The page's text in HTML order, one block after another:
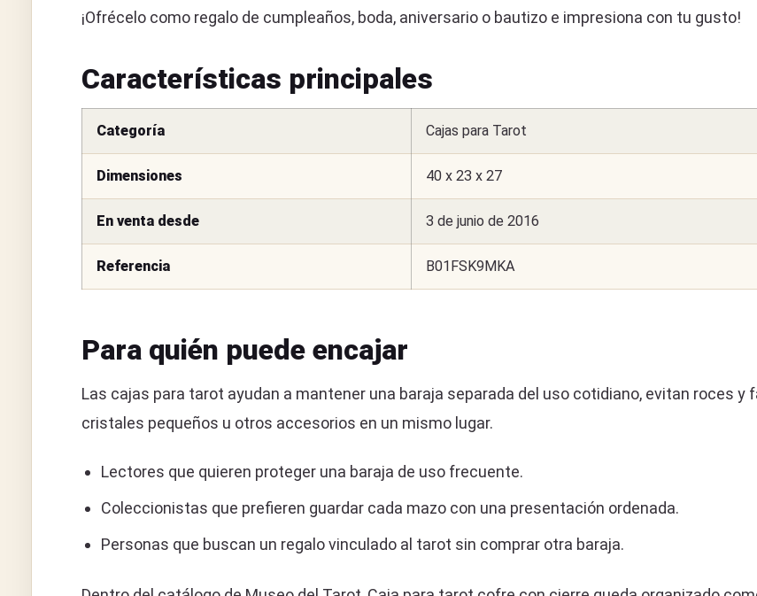
¡Ofrécelo como regalo de cumpleaños, boda, aniversario o bautizo e impresiona con tu gusto!
Características principales
Categoría Cajas para Tarot
Dimensiones 40 x 23 x 27
En venta desde 3 de junio de 2016
Referencia B01FSK9MKA
Para quién puede encajar
Las cajas para tarot ayudan a mantener una baraja separada del uso cotidiano, evitan roces
cristales pequeños u otros accesorios en un mismo lugar.
Lectores que quieren proteger una baraja de uso frecuente.
Coleccionistas que prefieren guardar cada mazo con una presentación ordenada.
Personas que buscan un regalo vinculado al tarot sin comprar otra baraja.